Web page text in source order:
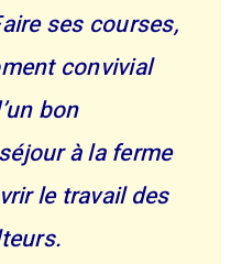
ses courses,
convivial
bon
à la ferme
le travail des